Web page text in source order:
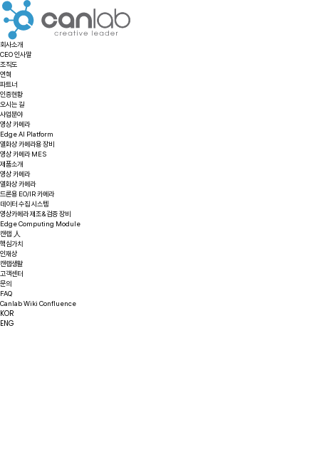
회사소개
CEO 인사말
조직도
연혁
파트너
인증현황
오시는 길
사업분야
영상 카메라
Edge AI Platform
열화상 카메라용 장비
영상 카메라 MES
제품소개
영상 카메라
열화상 카메라
드론용 EO/IR 카메라
데이터 수집 시스템
영상카메라 제조&검증 장비
Edge Computing Module
캔랩 人
핵심가치
인재상
캔랩생활
고객센터
문의
FAQ
Canlab Wiki Confluence
KOR
ENG